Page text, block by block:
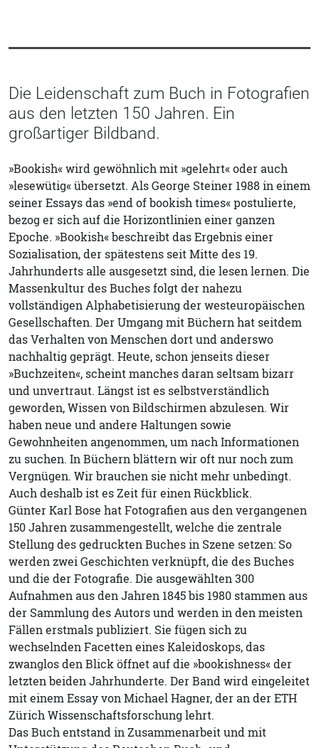
Die Leidenschaft zum Buch in Fotografien
aus den letzten 150 Jahren. Ein
großartiger Bildband.
»Bookish« wird gewöhnlich mit »gelehrt« oder auch
»lesewütig« übersetzt. Als George Steiner 1988 in einem
seiner Essays das »end of bookish times« postulierte,
bezog er sich auf die Horizontlinien einer ganzen
Epoche. »Bookish« beschreibt das Ergebnis einer
Sozialisation, der spätestens seit Mitte des 19.
Jahrhunderts alle ausgesetzt sind, die lesen lernen. Die
Massenkultur des Buches folgt der nahezu
vollständigen Alphabetisierung der westeuropäischen
Gesellschaften. Der Umgang mit Büchern hat seitdem
das Verhalten von Menschen dort und anderswo
nachhaltig geprägt. Heute, schon jenseits dieser
»Buchzeiten«, scheint manches daran seltsam bizarr
und unvertraut. Längst ist es selbstverständlich
geworden, Wissen von Bildschirmen abzulesen. Wir
haben neue und andere Haltungen sowie
Gewohnheiten angenommen, um nach Informationen
zu suchen. In Büchern blättern wir oft nur noch zum
Vergnügen. Wir brauchen sie nicht mehr unbedingt.
Auch deshalb ist es Zeit für einen Rückblick.
Günter Karl Bose hat Fotografien aus den vergangenen
150 Jahren zusammengestellt, welche die zentrale
Stellung des gedruckten Buches in Szene setzen: So
werden zwei Geschichten verknüpft, die des Buches
und die der Fotografie. Die ausgewählten 300
Aufnahmen aus den Jahren 1845 bis 1980 stammen aus
der Sammlung des Autors und werden in den meisten
Fällen erstmals publiziert. Sie fügen sich zu
wechselnden Facetten eines Kaleidoskops, das
zwanglos den Blick öffnet auf die »bookishness« der
letzten beiden Jahrhunderte. Der Band wird eingeleitet
mit einem Essay von Michael Hagner, der an der ETH
Zürich Wissenschaftsforschung lehrt.
Das Buch entstand in Zusammenarbeit und mit